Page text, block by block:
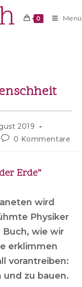
0 Menü
2019
0 Kommentare
Erde“
wird
Physiker
Buch, wie wir
erklimmen
vorantreiben:
zu bauen.